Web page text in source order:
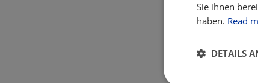
Sie ihnen
haben. Read
DETAILS